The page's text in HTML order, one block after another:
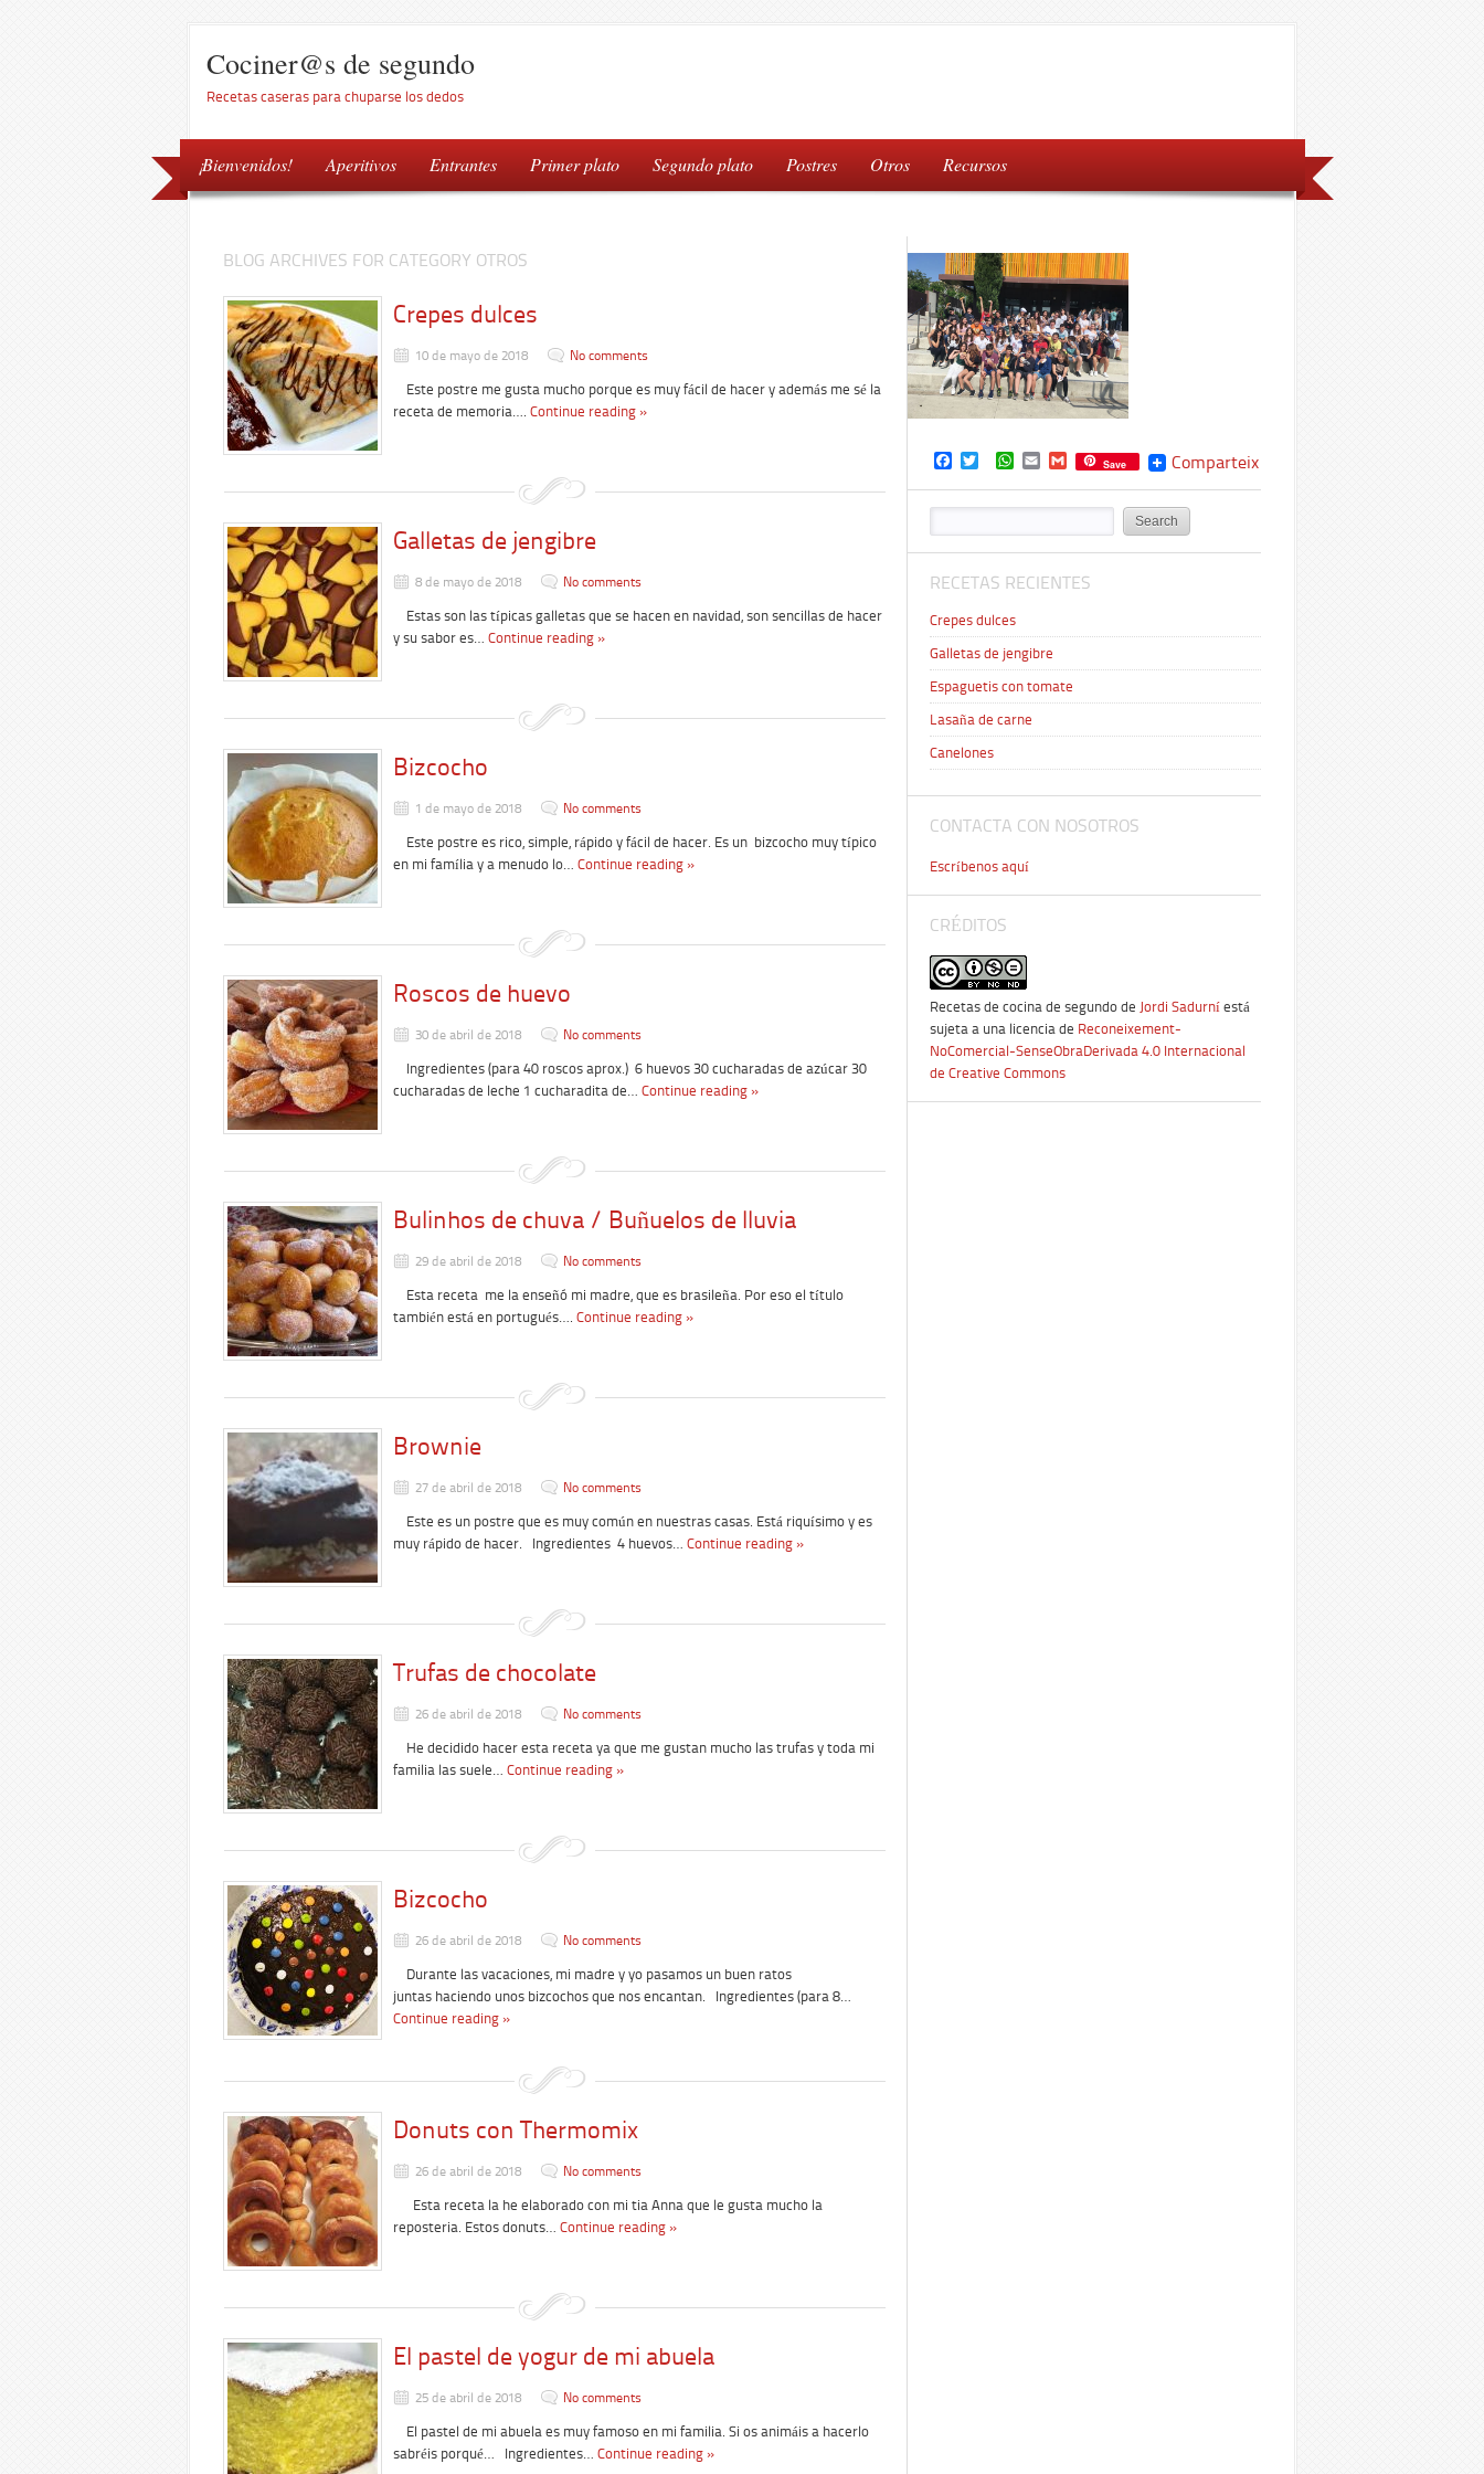
Cociner@s de segundo
Recetas caseras para chuparse los dedos
¡Bienvenidos! Aperitivos Entrantes Primer plato Segundo plato Postres Otros Recursos
BLOG ARCHIVES FOR CATEGORY OTROS
Crepes dulces
10 de mayo de 2018 No comments
Este postre me gusta mucho porque es muy fácil de hacer y además me sé la
receta de memoria…. Continue reading »
Galletas de jengibre
8 de mayo de 2018 No comments
Estas son las típicas galletas que se hacen en navidad, son sencillas de hacer
y su sabor es… Continue reading »
Bizcocho
1 de mayo de 2018 No comments
Este postre es rico, simple, rápido y fácil de hacer. Es un bizcocho muy típico
en mi família y a menudo lo… Continue reading »
Roscos de huevo
30 de abril de 2018 No comments
Ingredientes (para 40 roscos aprox.) 6 huevos 30 cucharadas de azúcar 30
cucharadas de leche 1 cucharadita de… Continue reading »
Bulinhos de chuva / Buñuelos de lluvia
29 de abril de 2018 No comments
Esta receta me la enseñó mi madre, que es brasileña. Por eso el título
también está en portugués…. Continue reading »
Brownie
27 de abril de 2018 No comments
Este es un postre que es muy común en nuestras casas. Está riquísimo y es
muy rápido de hacer. Ingredientes 4 huevos… Continue reading »
Trufas de chocolate
26 de abril de 2018 No comments
He decidido hacer esta receta ya que me gustan mucho las trufas y toda mi
familia las suele… Continue reading »
Bizcocho
26 de abril de 2018 No comments
Durante las vacaciones, mi madre y yo pasamos un buen ratos
juntas haciendo unos bizcochos que nos encantan. Ingredientes (para 8…
Continue reading »
Donuts con Thermomix
26 de abril de 2018 No comments
Esta receta la he elaborado con mi tia Anna que le gusta mucho la
reposteria. Estos donuts… Continue reading »
El pastel de yogur de mi abuela
25 de abril de 2018 No comments
El pastel de mi abuela es muy famoso en mi familia. Si os animáis a hacerlo
sabréis porqué… Ingredientes… Continue reading »
Facebook
TwitterWhatsApp
EmailGmailSave Comparteix
RECETAS RECIENTES
Crepes dulces
Galletas de jengibre
Espaguetis con tomate
Lasaña de carne
Canelones
CONTACTA CON NOSOTROS
Escríbenos aquí
CRÉDITOS
Recetas de cocina de segundo de Jordi Sadurní está
sujeta a una licencia de Reconeixement-
NoComercial-SenseObraDerivada 4.0 Internacional
de Creative Commons